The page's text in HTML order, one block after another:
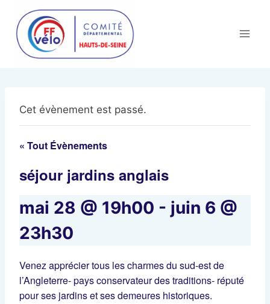
contenu
Cet évènement est passé.
« Tout Évènements
séjour jardins anglais
mai 28 @ 19h00 - juin 6 @
23h30
Venez apprécier tous les charmes du sud-est de
l’Angleterre- pays conservateur des traditions- réputé
pour ses jardins et ses demeures historiques.